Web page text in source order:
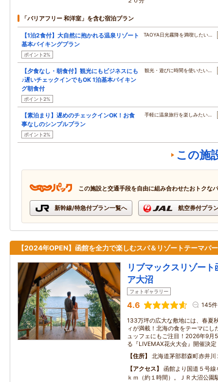
「バリアフリー 和洋室」を含む宿泊プラン
【1泊2食付】大自然に抱かれる温泉リゾート
基本バイキングプラン
ポイント2%
TAOYA日光霧降を満喫したい…
【夕食なし・朝食付】観光にもビジネスにも
♪遅いチェックインでもOK 1泊基本バイキン
グ朝食付
ポイント2%
観光・遊びに時間を使いたい…
【素泊まり】遅めのチェックインOK！お食
事なしのシンプルプラン
ポイント2%
手軽に温泉旅行を楽しみたい…
この施
この施設と交通手段を自由に組み合わせたおトクな
新幹線/特急付プラン一覧へ 航空券付プラ
【2024年OPEN】函館を全力で楽しむスパ＆リゾートテーマパ
リブマックスリゾー
ア大沼
フォトギャラリー
4.6 145件
133万坪の広大な敷地には、春夏
ィが満載！北海の食をテーマにし
ュッフェにもご注目！2026年9
る『LIVEMAX花火大会』開催決定
住所
北海道茅部郡森町赤井川
アクセス
函館より国道５号
ｋｍ（約１時間）。ＪＲ大沼公園